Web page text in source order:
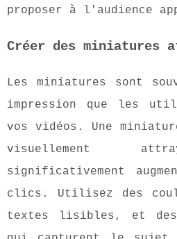
proposer à l'audience
Créer des miniatures
Les miniatures sont
impression que les
vos vidéos. Une
visuellement
significativement
clics. Utilisez des
textes lisibles, et des